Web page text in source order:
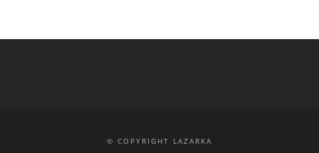
© COPYRIGHT LAZARKA